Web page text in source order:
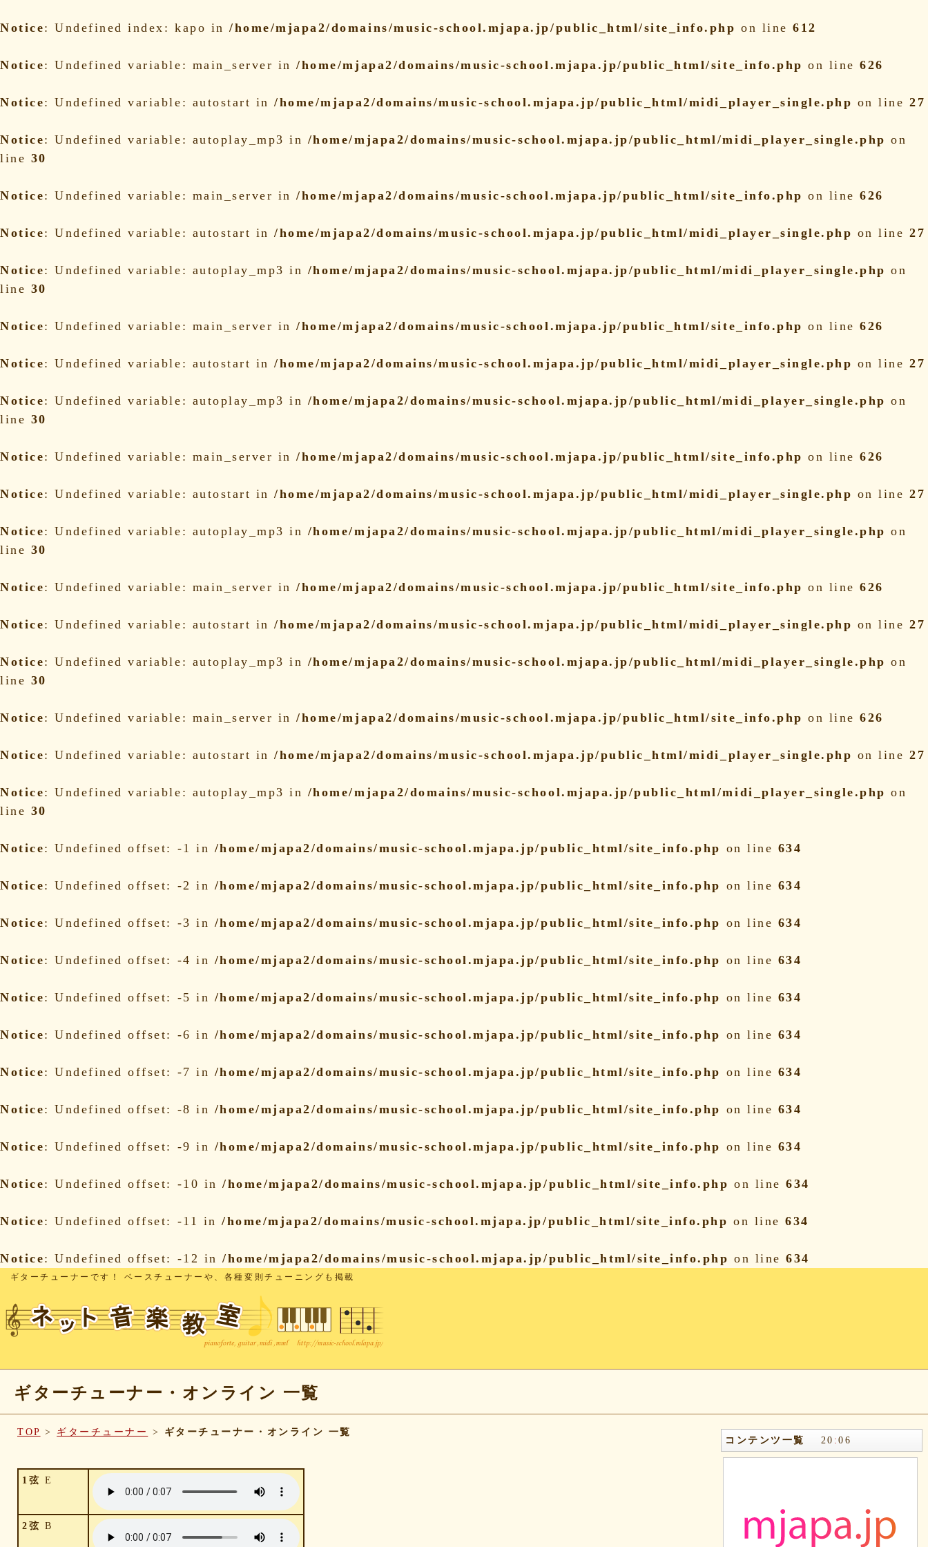
Notice: Undefined index: kapo in/home/mjapa2/domains/music-school.mjapa.jp/public_html/site_info.php on line612
Notice: Undefined variable: main_server in/home/mjapa2/domains/music-school.mjapa.jp/public_html/site_info.php on line626
Notice: Undefined variable: autostart in/home/mjapa2/domains/music-school.mjapa.jp/public_html/midi_player_single.php on line27
Notice: Undefined variable: autoplay_mp3 in /home/mjapa2/domains/music-school.mjapa.jp/public_html/midi_player_single.php on
line 30
Notice: Undefined variable: main_server in/home/mjapa2/domains/music-school.mjapa.jp/public_html/site_info.php on line626
Notice: Undefined variable: autostart in/home/mjapa2/domains/music-school.mjapa.jp/public_html/midi_player_single.php on line27
Notice: Undefined variable: autoplay_mp3 in /home/mjapa2/domains/music-school.mjapa.jp/public_html/midi_player_single.php on
line 30
Notice: Undefined variable: main_server in/home/mjapa2/domains/music-school.mjapa.jp/public_html/site_info.php on line626
Notice: Undefined variable: autostart in/home/mjapa2/domains/music-school.mjapa.jp/public_html/midi_player_single.php on line27
Notice: Undefined variable: autoplay_mp3 in /home/mjapa2/domains/music-school.mjapa.jp/public_html/midi_player_single.php on
line 30
Notice: Undefined variable: main_server in/home/mjapa2/domains/music-school.mjapa.jp/public_html/site_info.php on line626
Notice: Undefined variable: autostart in/home/mjapa2/domains/music-school.mjapa.jp/public_html/midi_player_single.php on line27
Notice: Undefined variable: autoplay_mp3 in /home/mjapa2/domains/music-school.mjapa.jp/public_html/midi_player_single.php on
line 30
Notice: Undefined variable: main_server in/home/mjapa2/domains/music-school.mjapa.jp/public_html/site_info.php on line626
Notice: Undefined variable: autostart in/home/mjapa2/domains/music-school.mjapa.jp/public_html/midi_player_single.php on line27
Notice: Undefined variable: autoplay_mp3 in /home/mjapa2/domains/music-school.mjapa.jp/public_html/midi_player_single.php on
line 30
Notice: Undefined variable: main_server in/home/mjapa2/domains/music-school.mjapa.jp/public_html/site_info.php on line626
Notice: Undefined variable: autostart in/home/mjapa2/domains/music-school.mjapa.jp/public_html/midi_player_single.php on line27
Notice: Undefined variable: autoplay_mp3 in /home/mjapa2/domains/music-school.mjapa.jp/public_html/midi_player_single.php on
line 30
Notice: Undefined offset: -1 in /home/mjapa2/domains/music-school.mjapa.jp/public_html/site_info.php on line 634
Notice: Undefined offset: -2 in /home/mjapa2/domains/music-school.mjapa.jp/public_html/site_info.php on line 634
Notice: Undefined offset: -3 in /home/mjapa2/domains/music-school.mjapa.jp/public_html/site_info.php on line 634
Notice: Undefined offset: -4 in /home/mjapa2/domains/music-school.mjapa.jp/public_html/site_info.php on line 634
Notice: Undefined offset: -5 in /home/mjapa2/domains/music-school.mjapa.jp/public_html/site_info.php on line 634
Notice: Undefined offset: -6 in /home/mjapa2/domains/music-school.mjapa.jp/public_html/site_info.php on line 634
Notice: Undefined offset: -7 in /home/mjapa2/domains/music-school.mjapa.jp/public_html/site_info.php on line 634
Notice: Undefined offset: -8 in /home/mjapa2/domains/music-school.mjapa.jp/public_html/site_info.php on line 634
Notice: Undefined offset: -9 in /home/mjapa2/domains/music-school.mjapa.jp/public_html/site_info.php on line 634
Notice: Undefined offset: -10 in/home/mjapa2/domains/music-school.mjapa.jp/public_html/site_info.php on line634
Notice: Undefined offset: -11 in/home/mjapa2/domains/music-school.mjapa.jp/public_html/site_info.php on line634
Notice: Undefined offset: -12 in/home/mjapa2/domains/music-school.mjapa.jp/public_html/site_info.php on line634
ギターチューナーです！ ベースチューナーや、各種変則チューニングも掲載
ギターチューナー・オンライン 一覧
TOP > ギターチューナー > ギターチューナー・オンライン 一覧
1弦 E
2弦 B
コンテンツ一覧 20 :06